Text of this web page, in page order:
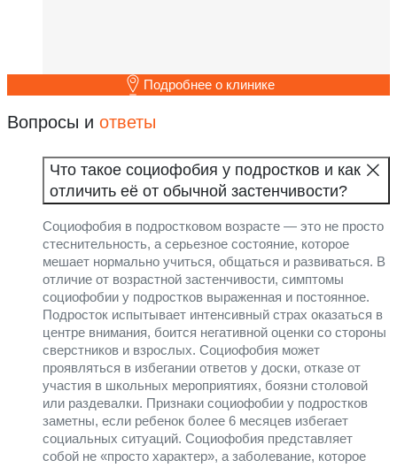
Подробнее о клинике
Вопросы и ответы
Что такое социофобия у подростков и как
отличить её от обычной застенчивости?
Социофобия в подростковом возрасте — это не просто
стеснительность, а серьезное состояние, которое
мешает нормально учиться, общаться и развиваться. В
отличие от возрастной застенчивости, симптомы
социофобии у подростков выраженная и постоянное.
Подросток испытывает интенсивный страх оказаться в
центре внимания, боится негативной оценки со стороны
сверстников и взрослых. Социофобия может
проявляться в избегании ответов у доски, отказе от
участия в школьных мероприятиях, боязни столовой
или раздевалки. Признаки социофобии у подростков
заметны, если ребенок более 6 месяцев избегает
социальных ситуаций. Социофобия представляет
собой не «просто характер», а заболевание, которое